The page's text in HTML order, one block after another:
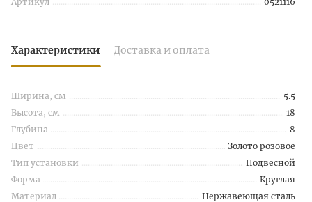
Характеристики Доставка и оплата
Ширина, см
5.5
Высота, см
18
Глубина
8
Цвет
Золото розовое
Тип установки
Подвесной
Форма
Круглая
Материал
Нержавеющая сталь